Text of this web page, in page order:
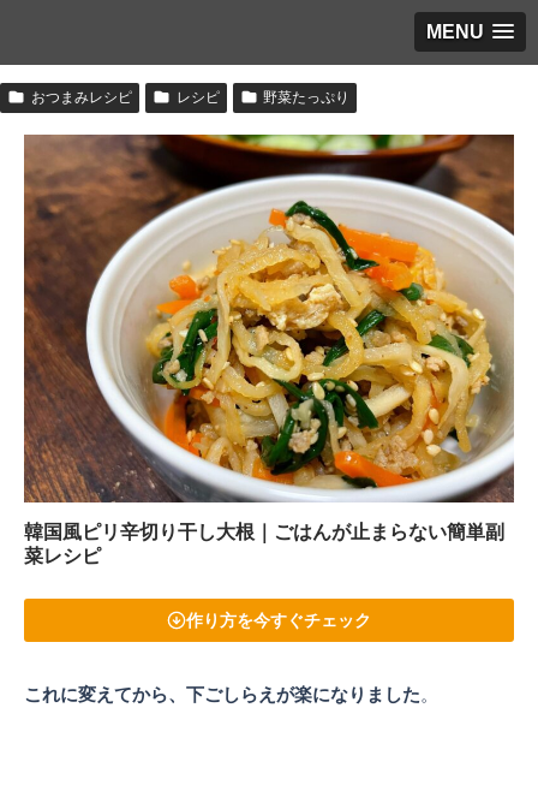
MENU
おつまみレシピ レシピ 野菜たっぷり
韓国風ピリ辛切り干し大根｜ごはんが止まらない簡単副
菜レシピ
作り方を今すぐチェック
これに変えてから、下ごしらえが楽になりました。